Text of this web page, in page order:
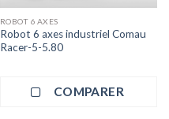
ROBOT 6 AXES
Robot 6 axes industriel Comau
Racer-5-5.80
COMPARER